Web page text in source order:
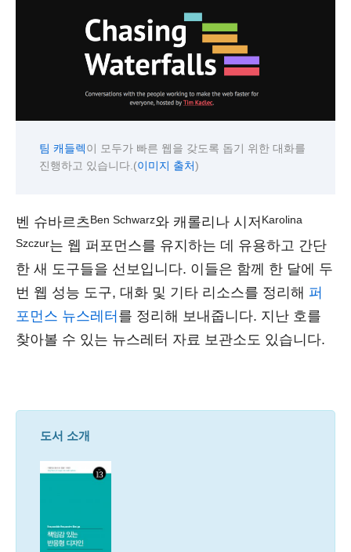
팀 캐들렉이 모두가 빠른 웹을 갖도록 돕기 위한 대화를
진행하고 있습니다.(이미지 출처)
벤 슈바르츠 Ben Schwarz와 캐롤리나 시저 Karolina
Szczur는 웹 퍼포먼스를 유지하는 데 유용하고 간단
한 새 도구들을 선보입니다. 이들은 함께 한 달에 두
번 웹 성능 도구, 대화 및 기타 리소스를 정리해 퍼
포먼스 뉴스레터 를 정리해 보내줍니다. 지난 호를
찾아볼 수 있는 뉴스레터 자료 보관소도 있습니다.
도서 소개